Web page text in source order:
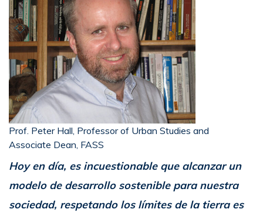
Prof. Peter Hall, Professor of Urban Studies and
Associate Dean, FASS
Hoy en día, es incuestionable que alcanzar un
modelo de desarrollo sostenible para nuestra
sociedad, respetando los límites de la tierra es